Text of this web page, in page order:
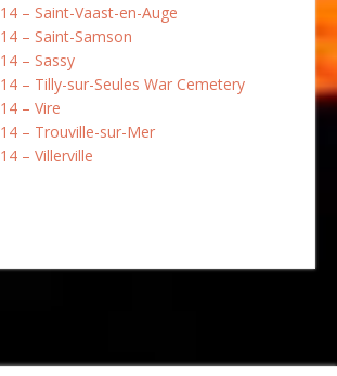
14 – Saint-Vaast-en-Auge
14 – Saint-Samson
14 – Sassy
14 – Tilly-sur-Seules War Cemetery
14 – Vire
14 – Trouville-sur-Mer
14 – Villerville